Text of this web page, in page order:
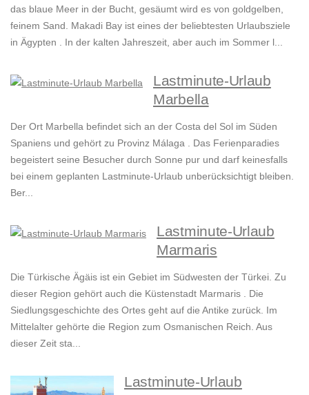
das blaue Meer in der Bucht, gesäumt wird es von goldgelben,
feinem Sand. Makadi Bay ist eines der beliebtesten Urlaubsziele
in Ägypten . In der kalten Jahreszeit, aber auch im Sommer l...
Lastminute-Urlaub
Marbella
Der Ort Marbella befindet sich an der Costa del Sol im Süden
Spaniens und gehört zu Provinz Málaga . Das Ferienparadies
begeistert seine Besucher durch Sonne pur und darf keinesfalls
bei einem geplanten Lastminute-Urlaub unberücksichtigt bleiben.
Ber...
Lastminute-Urlaub
Marmaris
Die Türkische Ägäis ist ein Gebiet im Südwesten der Türkei. Zu
dieser Region gehört auch die Küstenstadt Marmaris . Die
Siedlungsgeschichte des Ortes geht auf die Antike zurück. Im
Mittelalter gehörte die Region zum Osmanischen Reich. Aus
dieser Zeit sta...
Lastminute-Urlaub